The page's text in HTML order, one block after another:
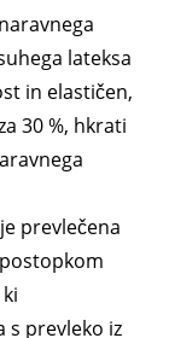
lateksa
in elastičen,
30 %, hkrati
prevlečena
s prevleko iz